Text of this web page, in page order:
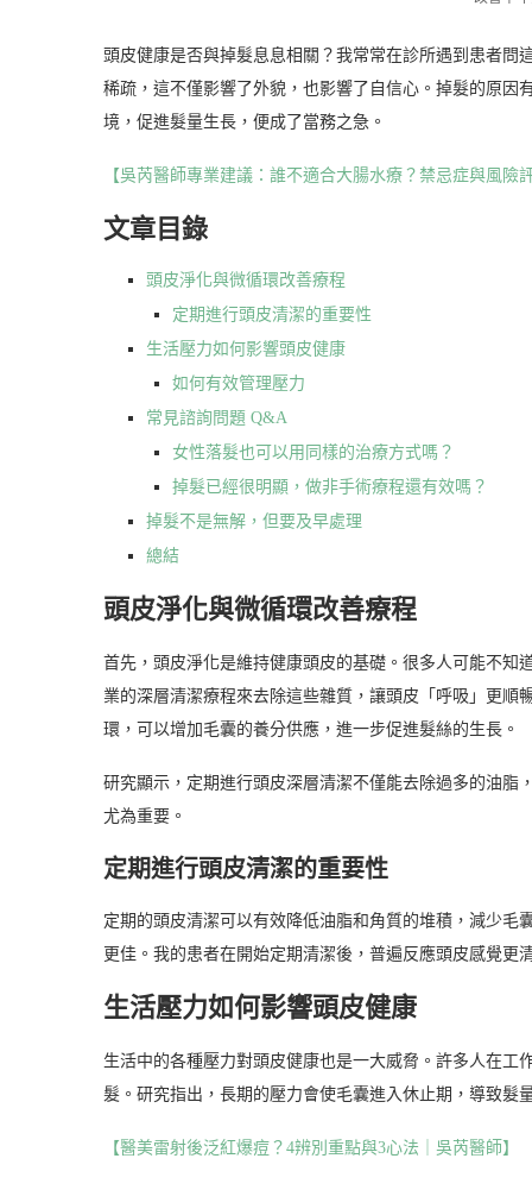
頭皮健康是否與掉髮息息相關？我常常在診所遇到患者問
稀疏，這不僅影響了外貌，也影響了自信心。掉髮的原因
境，促進髮量生長，便成了當務之急。
【吳芮醫師專業建議：誰不適合大腸水療？禁忌症與風險
文章目錄
頭皮淨化與微循環改善療程
定期進行頭皮清潔的重要性
生活壓力如何影響頭皮健康
如何有效管理壓力
常見諮詢問題 Q&A
女性落髮也可以用同樣的治療方式嗎？
掉髮已經很明顯，做非手術療程還有效嗎？
掉髮不是無解，但要及早處理
總結
頭皮淨化與微循環改善療程
首先，頭皮淨化是維持健康頭皮的基礎。很多人可能不知
業的深層清潔療程來去除這些雜質，讓頭皮「呼吸」更
環，可以增加毛囊的養分供應，進一步促進髮絲的生長。
研究顯示，定期進行頭皮深層清潔不僅能去除過多的油脂
尤為重要。
定期進行頭皮清潔的重要性
定期的頭皮清潔可以有效降低油脂和角質的堆積，減少
更佳。我的患者在開始定期清潔後，普遍反應頭皮感覺更
生活壓力如何影響頭皮健康
生活中的各種壓力對頭皮健康也是一大威脅。許多人在
髮。研究指出，長期的壓力會使毛囊進入休止期，導致髮
【醫美雷射後泛紅爆痘？4辨別重點與3心法｜吳芮醫師】